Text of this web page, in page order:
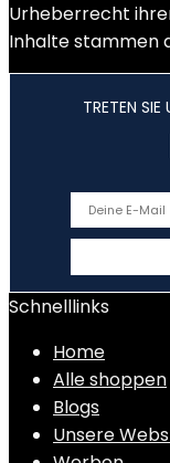
Urheberrecht
Inhalte stammen
TRETEN SIE
Schnelllinks
Home
Alle shoppen
Blogs
Unsere